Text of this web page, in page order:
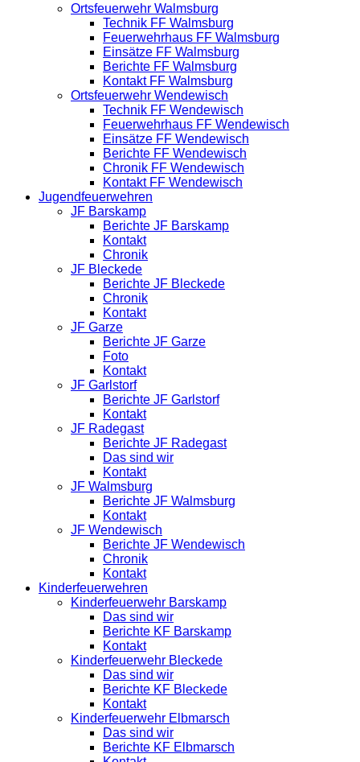
Ortsfeuerwehr Walmsburg
Technik FF Walmsburg
Feuerwehrhaus FF Walmsburg
Einsätze FF Walmsburg
Berichte FF Walmsburg
Kontakt FF Walmsburg
Ortsfeuerwehr Wendewisch
Technik FF Wendewisch
Feuerwehrhaus FF Wendewisch
Einsätze FF Wendewisch
Berichte FF Wendewisch
Chronik FF Wendewisch
Kontakt FF Wendewisch
Jugendfeuerwehren
JF Barskamp
Berichte JF Barskamp
Kontakt
Chronik
JF Bleckede
Berichte JF Bleckede
Chronik
Kontakt
JF Garze
Berichte JF Garze
Foto
Kontakt
JF Garlstorf
Berichte JF Garlstorf
Kontakt
JF Radegast
Berichte JF Radegast
Das sind wir
Kontakt
JF Walmsburg
Berichte JF Walmsburg
Kontakt
JF Wendewisch
Berichte JF Wendewisch
Chronik
Kontakt
Kinderfeuerwehren
Kinderfeuerwehr Barskamp
Das sind wir
Berichte KF Barskamp
Kontakt
Kinderfeuerwehr Bleckede
Das sind wir
Berichte KF Bleckede
Kontakt
Kinderfeuerwehr Elbmarsch
Das sind wir
Berichte KF Elbmarsch